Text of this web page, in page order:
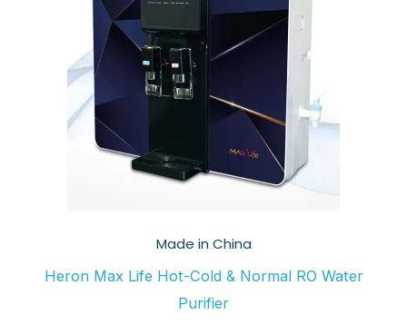
Made in China
Heron Max Life Hot-Cold & Normal RO Water
Purifier